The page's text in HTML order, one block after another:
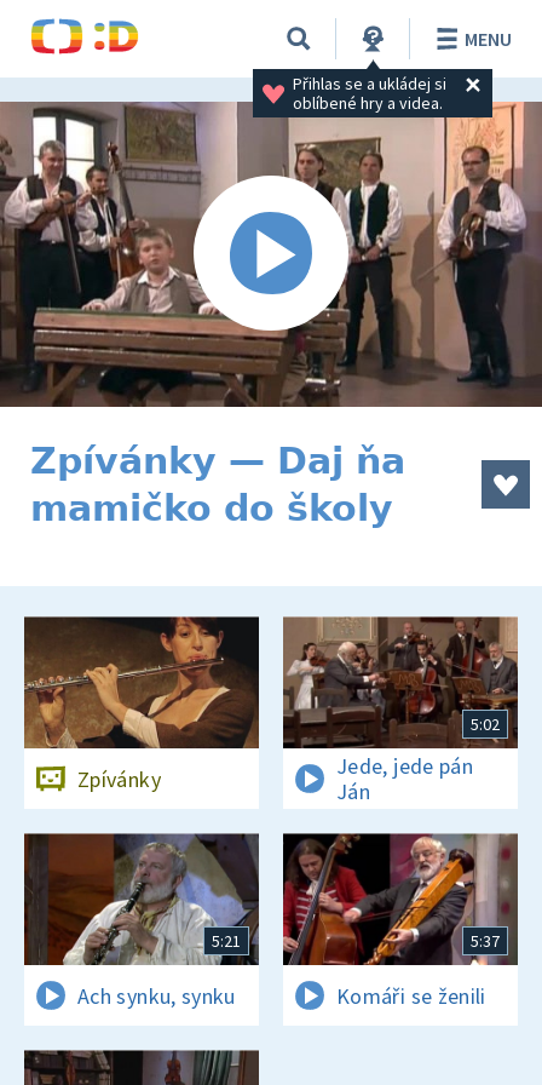
Přihlas se a ukládej si
oblíbené hry a videa.
MENU
Zpívánky — Daj ňa
mamičko do školy
Zpívánky
5:02
Jede, jede pán
Ján
5:21
Ach synku, synku
5:37
Komáři se ženili